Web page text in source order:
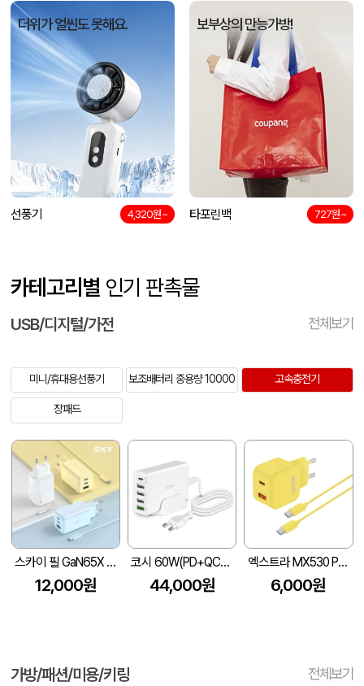
더위가 얼씬도 못해요.
선풍기 4,320원~
보부상의 만능가방!
타포린백 727원~
카테고리별 인기 판촉물
USB/디지털/가전 전체보기
미니/휴대용선풍기 보조배터리 중용량 10000 고속충전기
장패드
스카이 필 GaN65X 4세대 초미니 65W 멀티 3포트 PD 초고속 충전 어댑터+1.2M 케이블
12,000원
코시 60W(PD+QC3.0) 5포트 멀티 고속 충전기
44,000원
엑스트라 MX530 PD PPS 초고속 듀얼 충전기
6,000원
가방/패션/미용/키링 전체보기